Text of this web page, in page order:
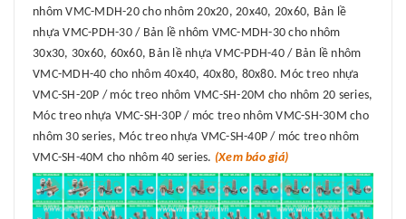
nhôm VMC-MDH-20 cho nhôm 20x20, 20x40, 20x60, Bản lề
nhựa VMC-PDH-30 / Bản lề nhôm VMC-MDH-30 cho nhôm
30x30, 30x60, 60x60, Bản lề nhựa VMC-PDH-40 / Bản lề nhôm
VMC-MDH-40 cho nhôm 40x40, 40x80, 80x80. Móc treo nhựa
VMC-SH-20P / móc treo nhôm VMC-SH-20M cho nhôm 20 series,
Móc treo nhựa VMC-SH-30P / móc treo nhôm VMC-SH-30M cho
nhôm 30 series, Móc treo nhựa VMC-SH-40P / móc treo nhôm
VMC-SH-40M cho nhôm 40 series. (Xem báo giá)